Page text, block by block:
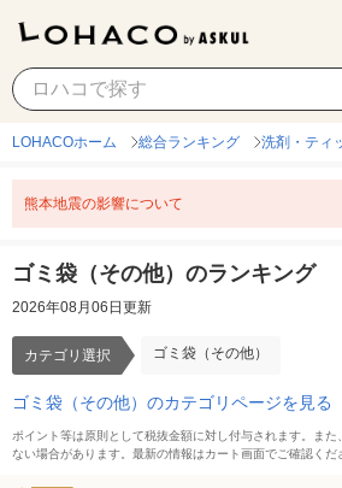
ゴミ袋（その他）
LOHACOホーム 総合ランキング 洗剤・ティ
熊本地震の影響について
ゴミ袋（その他）のランキング
2026年08月06日更新
カテゴリ選択 ゴミ袋（その他）
ゴミ袋（その他）のカテゴリページを見る
ポイント等は原則として税抜金額に対し付与されます。ま
ない場合があります。最新の情報はカート画面でご確認くだ